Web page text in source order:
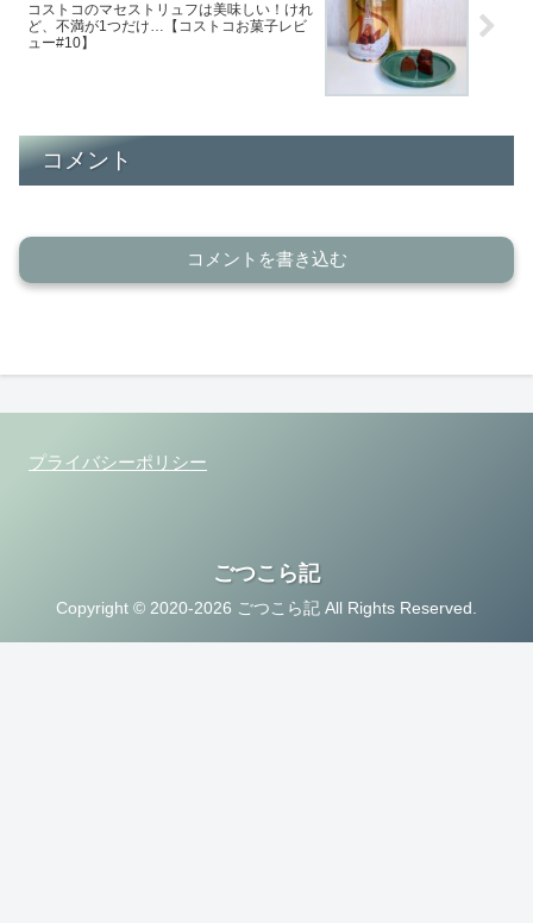
コストコのマセストリュフは美味しい！けれ
ど、不満が1つだけ…【コストコお菓子レビ
ュー#10】
コメント
コメントを書き込む
プライバシーポリシー
ごつこら記
Copyright © 2020-2026 ごつこら記 All Rights Reserved.